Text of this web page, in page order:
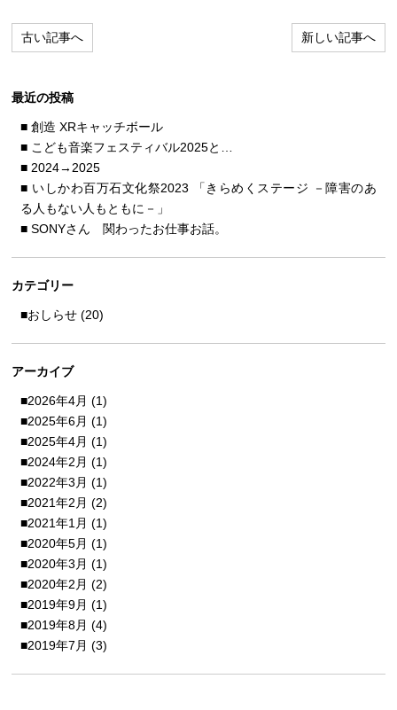
古い記事へ 新しい記事へ
最近の投稿
創造 XRキャッチボール
こども音楽フェスティバル2025と…
2024→2025
いしかわ百万石文化祭2023 「きらめくステージ －障害のあ
る人もない人もともに－」
SONYさん 関わったお仕事お話。
カテゴリー
おしらせ (20)
アーカイブ
2026年4月 (1)
2025年6月 (1)
2025年4月 (1)
2024年2月 (1)
2022年3月 (1)
2021年2月 (2)
2021年1月 (1)
2020年5月 (1)
2020年3月 (1)
2020年2月 (2)
2019年9月 (1)
2019年8月 (4)
2019年7月 (3)